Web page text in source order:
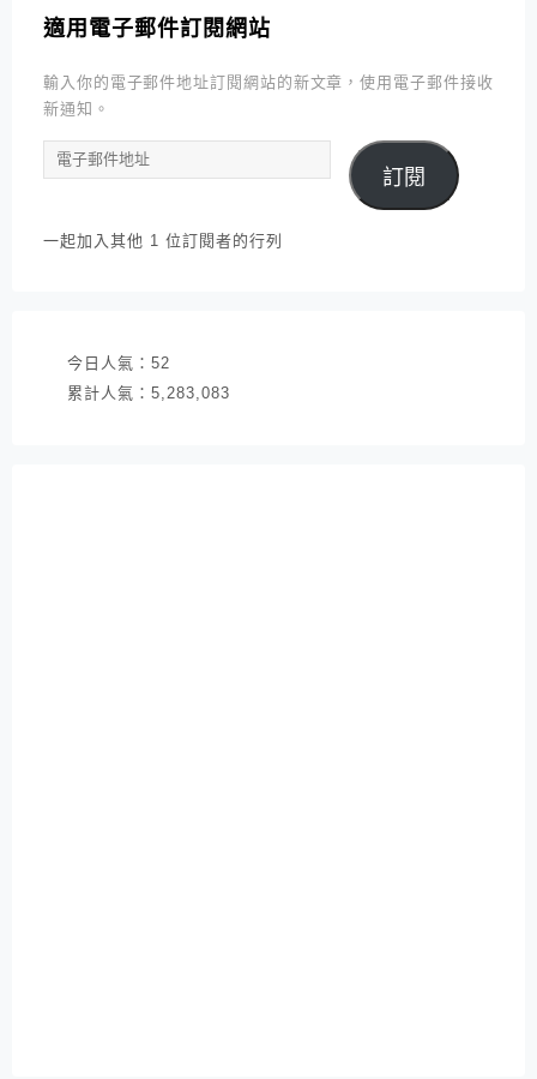
適用電子郵件訂閱網站
輸入你的電子郵件地址訂閱網站的新文章，使用電子郵件接收
新通知。
電
子
件
訂閱
一起加入其他 1 位訂閱者的行列
今日人氣： 52
累計人氣： 5,283,083